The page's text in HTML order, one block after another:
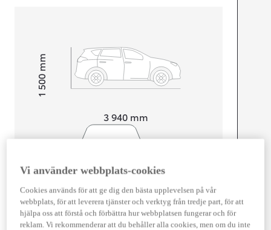
3 940 mm
Height1 500
mm
Width
1 745mm
Vi använder webbplats-cookies
Cookies används för att ge dig den bästa upplevelsen på vår
webbplats, för att leverera tjänster och verktyg från tredje part, för att
hjälpa oss att förstå och förbättra hur webbplatsen fungerar och för
reklam. Vi rekommenderar att du behåller alla cookies, men om du inte